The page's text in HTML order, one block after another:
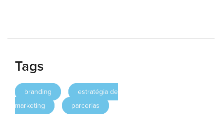
Tags
branding
estratégia de
marketing
parcerias